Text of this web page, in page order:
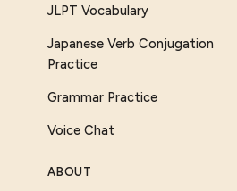
JLPT Vocabulary
Japanese Verb Conjugation
Practice
Grammar Practice
Voice Chat
ABOUT